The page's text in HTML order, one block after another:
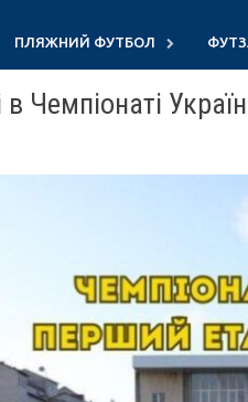
ПЛЯЖНИЙ ФУТБОЛ
Чемпіонаті